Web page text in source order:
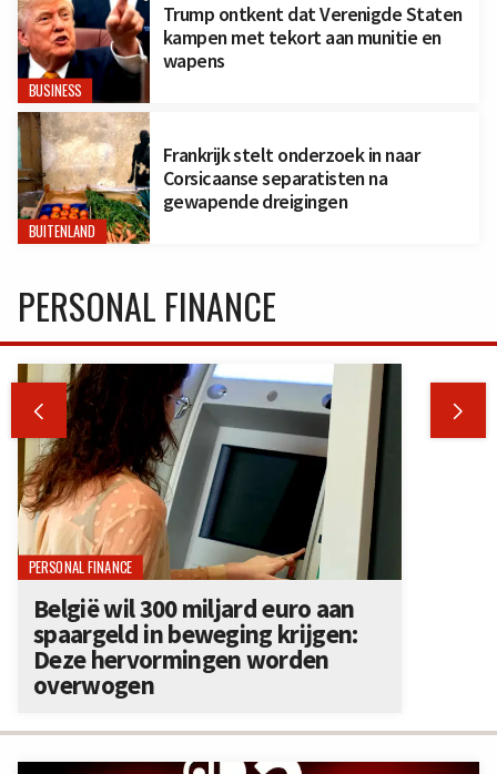
BUSINESS
Trump ontkent dat Verenigde Staten
kampen met tekort aan munitie en
wapens
BUITENLAND
Frankrijk stelt onderzoek in naar
Corsicaanse separatisten na
gewapende dreigingen
PERSONAL FINANCE
 
PERSONAL FINANCE
België wil 300 miljard euro aan
spaargeld in beweging krijgen:
Deze hervormingen worden
overwogen